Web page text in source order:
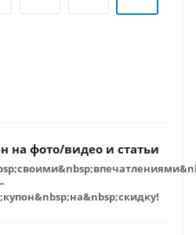
на фото/видео и статьи